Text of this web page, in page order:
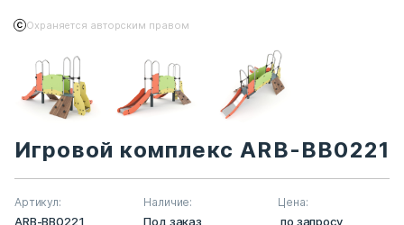
Охраняется авторским правом
Игровой комплекс ARB-BB0221
Артикул:
ARB-BB0221
Наличие:
Под заказ
Цена:
по запросу